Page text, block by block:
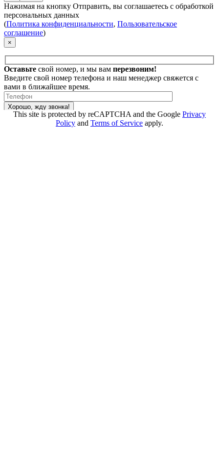
Нажимая на кнопку Отправить, вы соглашаетесь с обработкой
персональных данных
(Политика конфиденциальности, Пользовательское
соглашение)
×
Оставьте свой номер, и мы вам перезвоним!
Введите свой номер телефона и наш менеджер свяжется с
вами в ближайшее время.
This site is protected by reCAPTCHA and the Google Privacy
Policy and Terms of Service apply.